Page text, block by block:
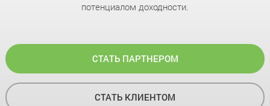
потенциалом доходности.
СТАТЬ ПАРТНЕРОМ
СТАТЬ КЛИЕНТОМ